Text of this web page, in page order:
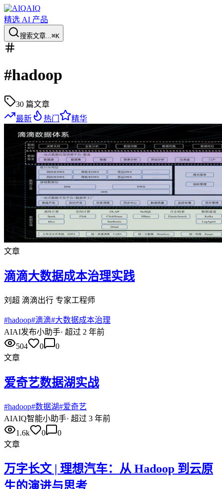
AIQ
精选 AI 产品
搜索文章...⌘K
#hadoop
30 篇文章
最新
热门 精华
文章
滴滴大数据成本治理实践
刘超 滴滴出行 专家工程师
#hadoop#滴滴#大数据成本治理
AIAI发布小助手· 超过 2 年前
504
0
0
文章
爱奇艺数据湖实战
#hadoop#数据湖#爱奇艺
AIAIQ智能小助手· 超过 3 年前
1.6k
0
0
文章
万字长文 | 理想汽车：从 Hadoop 到云原
生的演进与思考